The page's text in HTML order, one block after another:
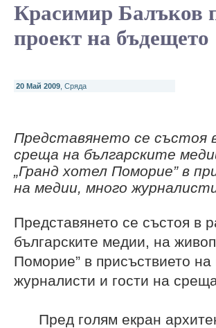
Красимир Балъков
проект на бъдещето
20 Май 2009 , Сряда
Представянето се
среща на българските
„Гранд хотел Поморие” в
на медии, много
Представянето се състоя в
българските медии, на
Поморие” в присъствието
журналисти и гости на
Пред голям екран